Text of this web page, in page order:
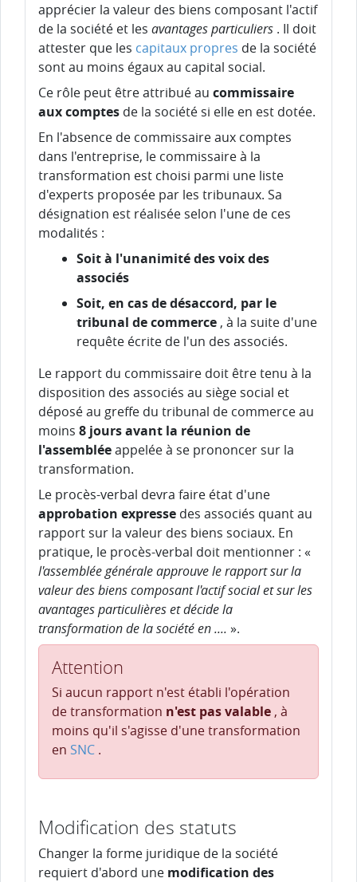
apprécier la valeur des biens composant l'actif
de la société et les avantages particuliers . Il doit
attester que les capitaux propres de la société
sont au moins égaux au capital social.
Ce rôle peut être attribué au commissaire
aux comptes de la société si elle en est dotée.
En l'absence de commissaire aux comptes
dans l'entreprise, le commissaire à la
transformation est choisi parmi une liste
d'experts proposée par les tribunaux. Sa
désignation est réalisée selon l'une de ces
modalités :
Soit à l'unanimité des voix des
associés
Soit, en cas de désaccord, par le
tribunal de commerce , à la suite d'une
requête écrite de l'un des associés.
Le rapport du commissaire doit être tenu à la
disposition des associés au siège social et
déposé au greffe du tribunal de commerce au
moins 8 jours avant la réunion de
l'assembléeappelée à se prononcer sur la
transformation.
Le procès-verbal devra faire état d'une
approbation expresse des associés quant au
rapport sur la valeur des biens sociaux. En
pratique, le procès-verbal doit mentionner : «
l'assemblée générale approuve le rapport sur la
valeur des biens composant l'actif social et sur les
avantages particulières et décide la
transformation de la société en .... ».
Attention
Si aucun rapport n'est établi l'opération
de transformation n'est pas valable , à
moins qu'il s'agisse d'une transformation
en SNC .
Modification des statuts
Changer la forme juridique de la société
requiert d'abord une modification des